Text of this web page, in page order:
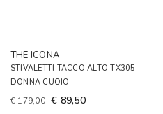
THE ICONA
STIVALETTI TACCO ALTO TX305
DONNA CUOIO
€ 179,00 € 89,50